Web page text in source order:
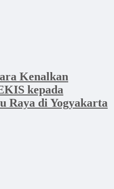
Kenalkan
kepada
Raya di Yogyakarta